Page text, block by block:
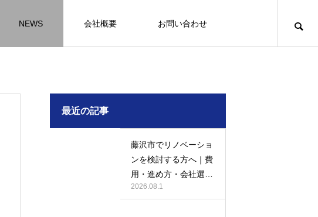
NEWS 会社概要 お問い合わせ
最近の記事
藤沢市でリノベーショ
ンを検討する方へ｜費
用・進め方・会社選び
のポイント
2026.08.1